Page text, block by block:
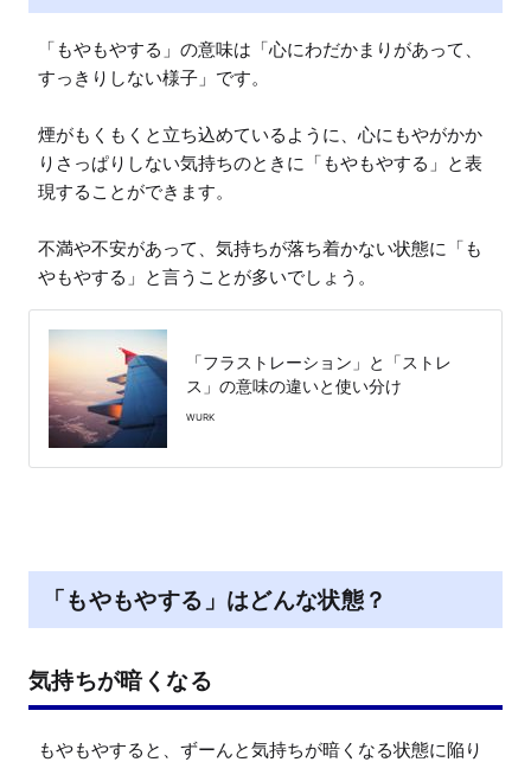
「もやもやする」の意味は「心にわだかまりがあって、
すっきりしない様子」です。
煙がもくもくと立ち込めているように、心にもやがかか
りさっぱりしない気持ちのときに「もやもやする」と表
現することができます。
不満や不安があって、気持ちが落ち着かない状態に「も
やもやする」と言うことが多いでしょう。
「フラストレーション」と「ストレ
ス」の意味の違いと使い分け
WURK
「もやもやする」はどんな状態？
気持ちが暗くなる
もやもやすると、ずーんと気持ちが暗くなる状態に陥り